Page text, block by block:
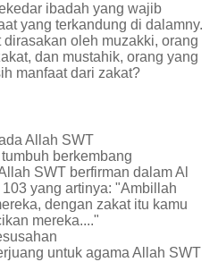
ibadah yang wajib
yang terkandung di dalamny.
oleh muzakki, orang
dan mustahik, orang yang
manfaat dari zakat?
Allah SWT
berkembang
SWT berfirman dalam Al
yang artinya: "Ambillah
dengan zakat itu kamu
mereka...."
untuk agama Allah SWT